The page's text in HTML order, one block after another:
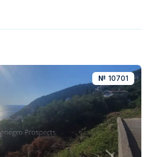
№ 10701